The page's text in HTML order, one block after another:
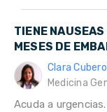
TIENE
MESES DE
Clara
Medicina
Acuda a